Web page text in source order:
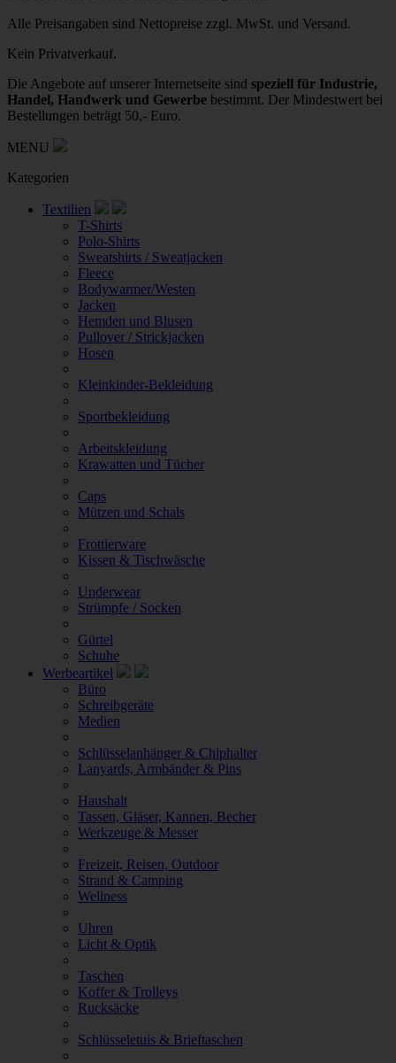
Alle Preisangaben sind Nettopreise zzgl. MwSt. und Versand.
Kein Privatverkauf.
Die Angebote auf unserer Internetseite sind speziell für Industrie,
Handel, Handwerk und Gewerbe bestimmt. Der Mindestwert bei
Bestellungen beträgt 50,- Euro.
MENU
Kategorien
Textilien
T-Shirts
Polo-Shirts
Sweatshirts / Sweatjacken
Fleece
Bodywarmer/Westen
Jacken
Hemden und Blusen
Pullover / Strickjacken
Hosen
Kleinkinder-Bekleidung
Sportbekleidung
Arbeitskleidung
Krawatten und Tücher
Caps
Mützen und Schals
Frottierware
Kissen & Tischwäsche
Underwear
Strümpfe / Socken
Gürtel
Schuhe
Werbeartikel
Büro
Schreibgeräte
Medien
Schlüsselanhänger & Chiphalter
Lanyards, Armbänder & Pins
Haushalt
Tassen, Gläser, Kannen, Becher
Werkzeuge & Messer
Freizeit, Reisen, Outdoor
Strand & Camping
Wellness
Uhren
Licht & Optik
Taschen
Koffer & Trolleys
Rucksäcke
Schlüsseletuis & Brieftaschen